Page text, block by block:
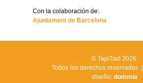
Con la colaboración de:
Ajuntament de Barcelona
© TapiTast 2026.
Todos los derechos reservados |
diseño: dommia